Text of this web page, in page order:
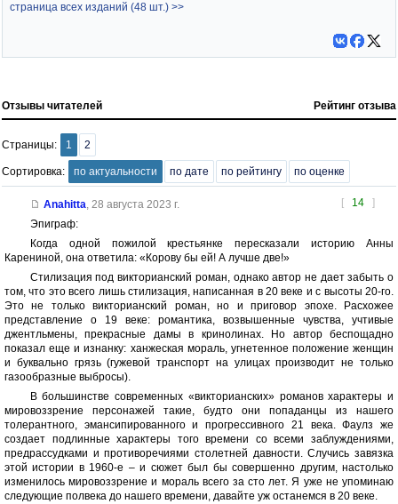
страница всех изданий (48 шт.) >>
Отзывы читателей Рейтинг отзыва
Страницы: 1 2
Сортировка: по актуальности по дате по рейтингу по оценке
[ 14 ]
Anahitta, 28 августа 2023 г.
Эпиграф:
Когда одной пожилой крестьянке пересказали историю Анны
Карениной, она ответила: «Корову бы ей! А лучше две!»
Стилизация под викторианский роман, однако автор не дает забыть о
том, что это всего лишь стилизация, написанная в 20 веке и с высоты 20-го.
Это не только викторианский роман, но и приговор эпохе. Расхожее
представление о 19 веке: романтика, возвышенные чувства, учтивые
джентльмены, прекрасные дамы в кринолинах. Но автор беспощадно
показал еще и изнанку: ханжеская мораль, угнетенное положение женщин
и буквально грязь (гужевой транспорт на улицах производит не только
газообразные выбросы).
В большинстве современных «викторианских» романов характеры и
мировоззрение персонажей такие, будто они попаданцы из нашего
толерантного, эмансипированного и прогрессивного 21 века. Фаулз же
создает подлинные характеры того времени со всеми заблуждениями,
предрассудками и противоречиями столетней давности. Случись завязка
этой истории в 1960-е – и сюжет был бы совершенно другим, настолько
изменилось мировоззрение и мораль всего за сто лет. Я уже не упоминаю
следующие полвека до нашего времени, давайте уж останемся в 20 веке.